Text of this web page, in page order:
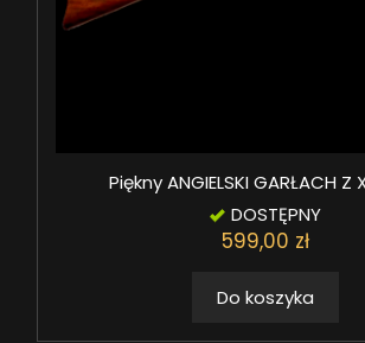
Piękny ANGIELSKI GARŁACH Z
DOSTĘPNY
599,00 zł
Do koszyka